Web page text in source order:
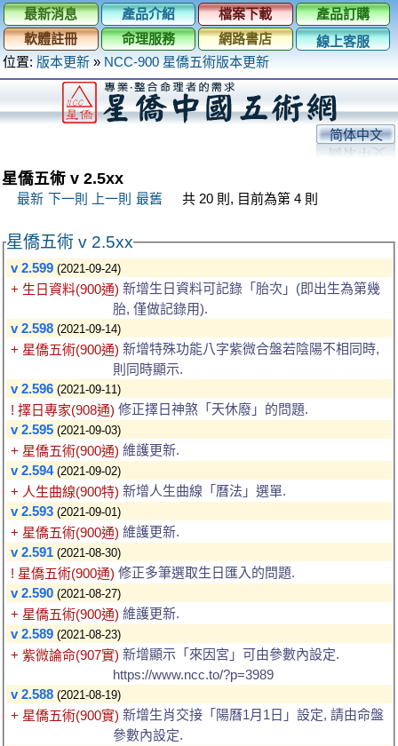
最新消息 產品介紹 檔案下載
產品訂購
軟體註冊
命理服務 網路書店
線上客服
位置: 版本更新 » NCC-900 星僑五術版本更新
简体中文
星僑五術 v 2.5xx
最新 下一則 上一則 最舊 共 20 則, 目前為第 4 則
星僑五術 v 2.5xx
v 2.599 (2021-09-24)
+ 生日資料(900通) 新增生日資料可記錄「胎次」(即出生為第幾
胎, 僅做記錄用).
v 2.598 (2021-09-14)
+ 星僑五術(900通) 新增特殊功能八字紫微合盤若陰陽不相同時,
則同時顯示.
v 2.596 (2021-09-11)
! 擇日專家(908通) 修正擇日神煞「天休廢」的問題.
v 2.595 (2021-09-03)
+ 星僑五術(900通) 維護更新.
v 2.594 (2021-09-02)
+ 人生曲線(900特) 新增人生曲線「曆法」選單.
v 2.593 (2021-09-01)
+ 星僑五術(900通) 維護更新.
v 2.591 (2021-08-30)
! 星僑五術(900通) 修正多筆選取生日匯入的問題.
v 2.590 (2021-08-27)
+ 星僑五術(900通) 維護更新.
v 2.589 (2021-08-23)
+ 紫微論命(907實) 新增顯示「來因宮」可由參數內設定.
https://www.ncc.to/?p=3989
v 2.588 (2021-08-19)
+ 星僑五術(900實) 新增生肖交接「陽曆1月1日」設定, 請由命盤
參數內設定.